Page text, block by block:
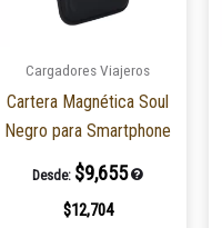
Cargadores Viajeros
Cartera Magnética Soul
Negro para Smartphone
Desde: $9,655
$12,704